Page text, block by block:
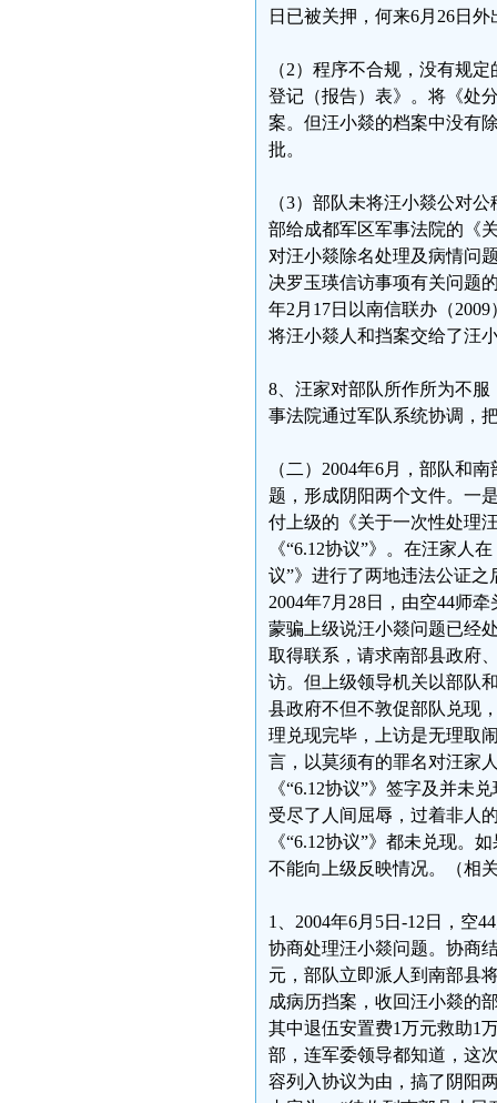
日已被关押，何来6月26日
（2）程序不合规，没有规
登记（报告）表》。将《处
案。但汪小燚的档案中没有
批。
（3）部队未将汪小燚公对
部给成都军区军事法院的《
对汪小燚除名处理及病情问
决罗玉瑛信访事项有关问题
年2月17日以南信联办（
将汪小燚人和挡案交给了汪
8、汪家对部队所作所为不
事法院通过军队系统协调，
（二）2004年6月，部队和
题，形成阴阳两个文件。一
付上级的《关于一次性处理
《“6.12协议”》。在汪家人
议”》进行了两地违法公证
2004年7月28日，由空44师
蒙骗上级说汪小燚问题已经
取得联系，请求南部县政府
访。但上级领导机关以部队
县政府不但不敦促部队兑现
理兑现完毕，上访是无理取
言，以莫须有的罪名对汪家
《“6.12协议”》签字及并未
受尽了人间屈辱，过着非人
《“6.12协议”》都未兑现。
不能向上级反映情况。（相
1、2004年6月5日-12日，空
协商处理汪小燚问题。协商
元，部队立即派人到南部县
成病历挡案，收回汪小燚的
其中退伍安置费1万元救助1
部，连军委领导都知道，这
容列入协议为由，搞了阴阳